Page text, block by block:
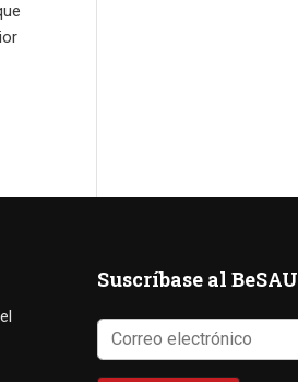
Suscríbase al BeSAU